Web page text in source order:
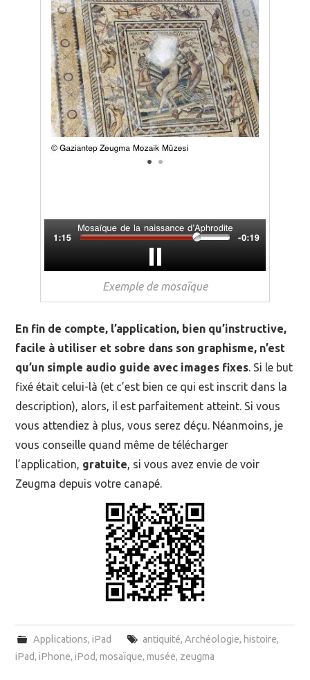
Exemple de mosaïque
En fin de compte, l’application, bien qu’instructive,
facile à utiliser et sobre dans son graphisme, n’est
qu’un simple audio guide avec images fixes. Si le but
fixé était celui-là (et c’est bien ce qui est inscrit dans la
description), alors, il est parfaitement atteint. Si vous
vous attendiez à plus, vous serez déçu. Néanmoins, je
vous conseille quand même de télécharger
l’application, gratuite, si vous avez envie de voir
Zeugma depuis votre canapé.
Applications, iPad antiquité, Archéologie, histoire,
iPad,iPhone,iPod,mosaïque,musée, zeugma